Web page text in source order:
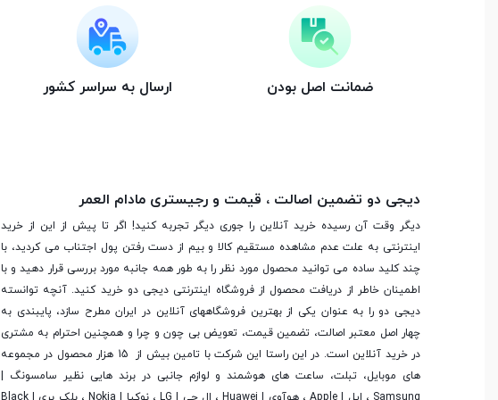
تعداد عکس با یکبار
دامنه حساسیت 100-40000 ISO
سایر اطلاعات حساسیت قابل گسترش تا 102400-50 ISO
تراز سفیدی 6 حالت و تنظیم دستی
لرزشگیر IS II
ضمانت اصل بودن ارسال به سراسر کشور
دیجی دو تضمین اصالت ، قیمت و رجیستری مادام العمر
دیگر وقت آن رسیده خرید آنلاین را جوری دیگر تجربه کنید! اگر تا پیش از این از خرید
اینترنتی به علت عدم مشاهده مستقیم کالا و بیم از دست رفتن پول اجتناب می کردید، با
چند کلید ساده می توانید محصول مورد نظر را به طور همه جانبه مورد بررسی قرار دهید و با
اطمینان خاطر از دریافت محصول از فروشگاه اینترنتی دیجی دو خرید کنید. آنچه توانسته
دیجی دو را به عنوان یکی از بهترین فروشگاه­های آنلاین در ایران مطرح سازد، پایبندی به
چهار اصل معتبر اصالت، تضمین قیمت، تعویض بی چون و چرا و همچنین احترام به مشتری
در خرید آنلاین است. در این راستا این شرکت با تامین بیش از 15 هزار محصول در مجموعه
های موبایل، تبلت، ساعت های هوشمند و لوازم جانبی در برند هایی نظیر سامسونگ |